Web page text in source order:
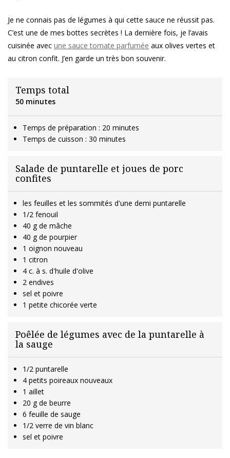
Je ne connais pas de légumes à qui cette sauce ne réussit pas.
C’est une de mes bottes secrètes ! La dernière fois, je l’avais
cuisinée avec une sauce tomate parfumée aux olives vertes et
au citron confit. J’en garde un très bon souvenir.
Temps total
50 minutes
Temps de préparation : 20 minutes
Temps de cuisson : 30 minutes
Salade de puntarelle et joues de porc
confites
les feuilles et les sommités d'une demi puntarelle
1/2 fenouil
40 g de mâche
40 g de pourpier
1 oignon nouveau
1 citron
4 c. à s. d'huile d'olive
2 endives
sel et poivre
1 petite chicorée verte
Poêlée de légumes avec de la puntarelle à
la sauge
1/2 puntarelle
4 petits poireaux nouveaux
1 aillet
20 g de beurre
6 feuille de sauge
1/2 verre de vin blanc
sel et poivre